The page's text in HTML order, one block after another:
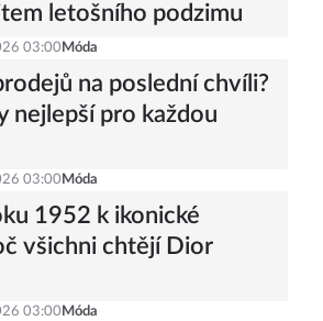
letošního podzimu
03:00 Móda
na poslední chvíli?
nejlepší pro každou
03:00 Móda
1952 k ikonické
všichni chtějí Dior
03:00 Móda